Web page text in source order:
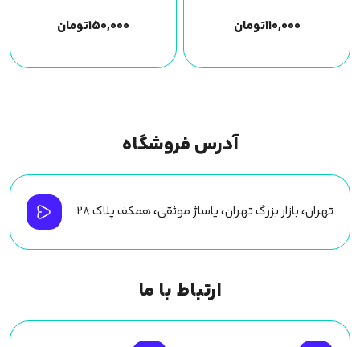
۱۱۰,۰۰۰تومان ۱۵۰,۰۰۰تومان
آدرس فروشگاه
تهران، بازار بزرگ تهران، پاساژ موثقی، همکف پلاک ۲۸
ارتباط با ما